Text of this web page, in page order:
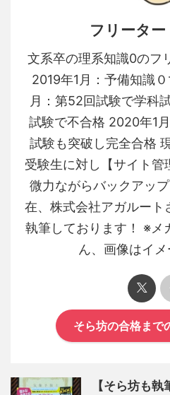
フリータ
文系卒の理系知識0のフ
2019年1月：予備知識
月：第52回試験で学科
試験で不合格 2020年1
試験も突破し完全合格
受験生に対し【サイト
微力ながらバックアッ
在、株式会社アガルート
執筆しております！ ※メ
ん、画像はイ
そら坊の合格まで
【そら坊も